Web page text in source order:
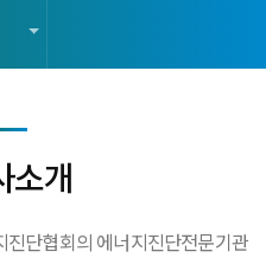
소개
단협회의 에너지진단전문기관